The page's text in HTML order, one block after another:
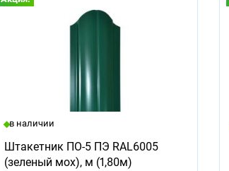
в наличии
Штакетник ПО-5 ПЭ RAL6005
(зеленый мох), м (1,80м)